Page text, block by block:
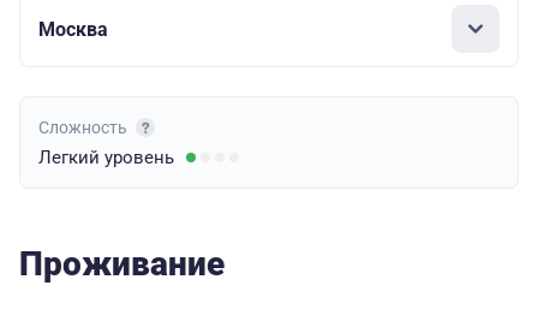
Москва
Сложность
Легкий уровень
Проживание